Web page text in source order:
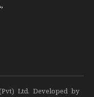
Ltd. Developed by